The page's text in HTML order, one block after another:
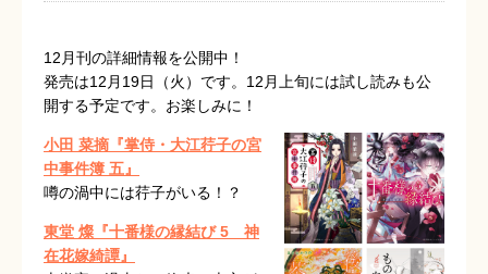
12月刊の詳細情報を公開中！
発売は12月19日（火）です。12月上旬には試し読みも公
開する予定です。お楽しみに！
小田 菜摘『掌侍・大江荇子の宮
中事件簿 五』
噂の渦中には荇子がいる！？
東堂 燦『十番様の縁結び 5 神
在花嫁綺譚』